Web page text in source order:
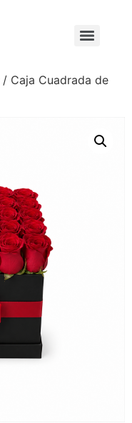
/ Caja Cuadrada de